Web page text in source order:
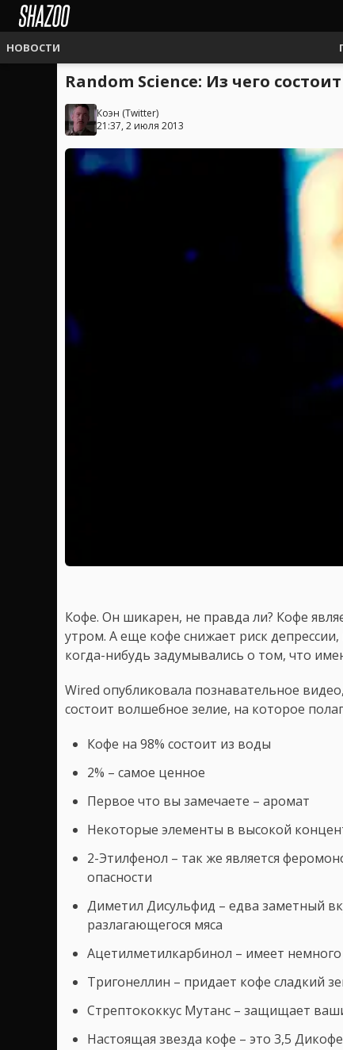
НОВОСТИ
Random Science: Из чего
Коэн (Twitter)
21:37, 2 июля 2013
Кофе. Он шикарен, не правда ли? Кофе
утром. А еще кофе снижает риск
когда-нибудь задумывались о том, что
Wired опубликовала познавательное
состоит волшебное зелие, на которое
Кофе на 98% состоит из воды
2% – самое ценное
Первое что вы замечаете – аромат
Некоторые элементы в высокой
2-Этилфенол – так же является
опасности
Диметил Дисульфид – едва заметный
разлагающегося мяса
Ацетилметилкарбинол – имеет
Тригонеллин – придает кофе сладкий
Стрептококкус Мутанс – защищает
Настоящая звезда кофе – это 3,5